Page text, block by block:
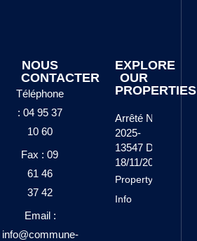
NOUS
CONTACTER
Téléphone
: 04 95 37
10 60
Fax : 09
61 46
37 42
Email :
info@commune-
EXPLORE
OUR
PROPERTIES
Arrêté N°
2025-
13547 Du
18/11/2025
Property
Info